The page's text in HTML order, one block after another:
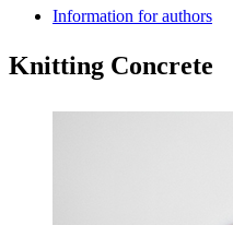
Information for authors
Knitting Concrete